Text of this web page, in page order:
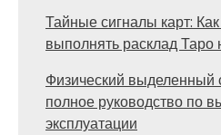
Тайные сигналы карт:
выполнять расклад Таро
Физический выделенный
полное руководство по
эксплуатации